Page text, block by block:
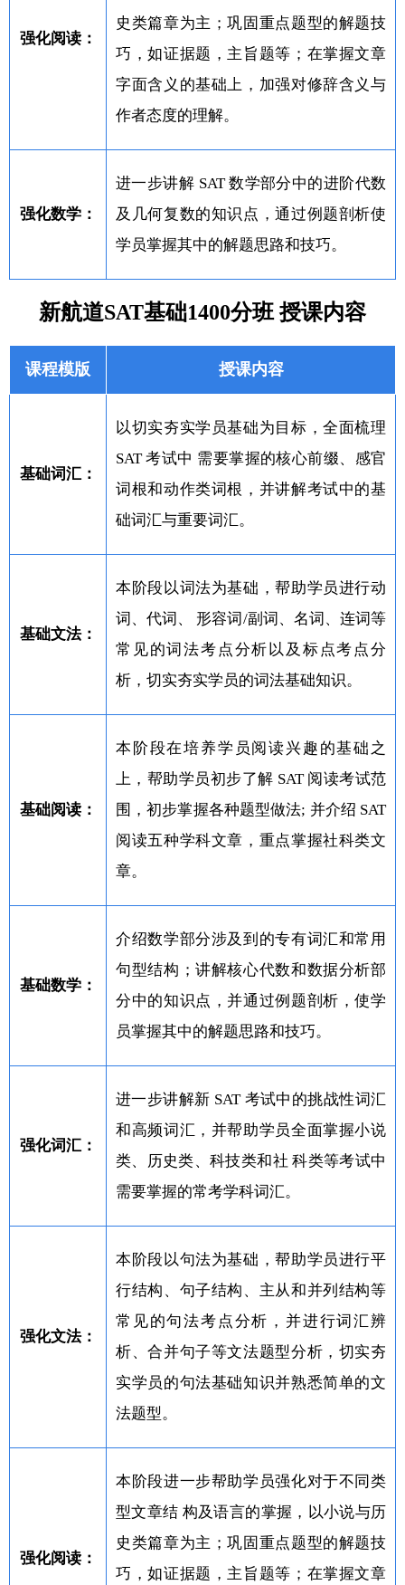
强化阅读：
史类篇章为主；巩固重点题型的解题技
巧，如证据题，主旨题等；在掌握文章
字面含义的基础上，加强对修辞含义与
作者态度的理解。
强化数学：
进一步讲解 SAT 数学部分中的进阶代数
及几何复数的知识点，通过例题剖析使
学员掌握其中的解题思路和技巧。
新航道SAT基础1400分班 授课内容
课程模版 授课内容
基础词汇：
以切实夯实学员基础为目标，全面梳理
SAT 考试中 需要掌握的核心前缀、感官
词根和动作类词根，并讲解考试中的基
础词汇与重要词汇。
基础文法：
本阶段以词法为基础，帮助学员进行动
词、代词、 形容词/副词、名词、连词等
常见的词法考点分析以及标点考点分
析，切实夯实学员的词法基础知识。
基础阅读：
本阶段在培养学员阅读兴趣的基础之
上，帮助学员初步了解 SAT 阅读考试范
围，初步掌握各种题型做法; 并介绍 SAT
阅读五种学科文章，重点掌握社科类文
章。
基础数学：
介绍数学部分涉及到的专有词汇和常用
句型结构；讲解核心代数和数据分析部
分中的知识点，并通过例题剖析，使学
员掌握其中的解题思路和技巧。
强化词汇：
进一步讲解新 SAT 考试中的挑战性词汇
和高频词汇，并帮助学员全面掌握小说
类、历史类、科技类和社 科类等考试中
需要掌握的常考学科词汇。
强化文法：
本阶段以句法为基础，帮助学员进行平
行结构、句子结构、主从和并列结构等
常见的句法考点分析，并进行词汇辨
析、合并句子等文法题型分析，切实夯
实学员的句法基础知识并熟悉简单的文
法题型。
强化阅读：
本阶段进一步帮助学员强化对于不同类
型文章结 构及语言的掌握，以小说与历
史类篇章为主；巩固重点题型的解题技
巧，如证据题，主旨题等；在掌握文章